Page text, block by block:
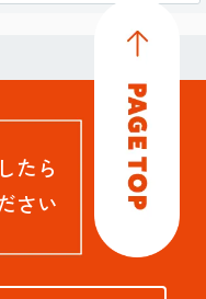
たら
さい